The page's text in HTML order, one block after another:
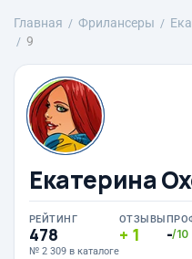
Главная Фрилансеры
9
Екатерина
РЕЙТИНГ
478
№ 2 309 в каталоге
ОТЗЫВЫ
1 -/10